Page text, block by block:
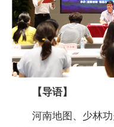
【导语】
河南地图、少林